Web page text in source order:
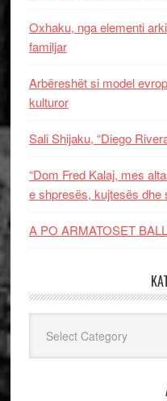
Oxhaku, nga elementi
familjar
Arbëreshët si model
kulturor
Sali Shijaku, “Diego
“Dom Fred Kalaj, mes
e shpresës, kujtesës dhe
A PO ARMATOSET